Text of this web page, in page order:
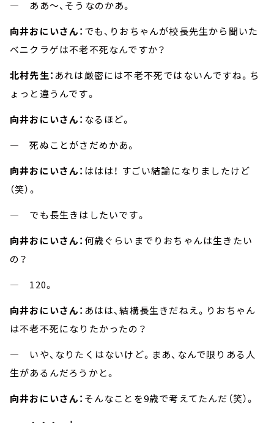
― ああ～、そうなのかあ。
向井おにいさん： でも、りおちゃんが校長先生から聞いた
ベニクラゲは不老不死なんですか？
北村先生： あれは厳密には不老不死ではないんですね。ち
ょっと違うんです。
向井おにいさん： なるほど。
― 死ぬことがさだめかあ。
向井おにいさん： ははは！ すごい結論になりましたけど
（笑）。
― でも長生きはしたいです。
向井おにいさん： 何歳ぐらいまでりおちゃんは生きたい
の？
― 120。
向井おにいさん： あはは、結構長生きだねえ。りおちゃん
は不老不死になりたかったの？
― いや、なりたくはないけど。まあ、なんで限りある人
生があるんだろうかと。
向井おにいさん： そんなことを9歳で考えてたんだ（笑）。